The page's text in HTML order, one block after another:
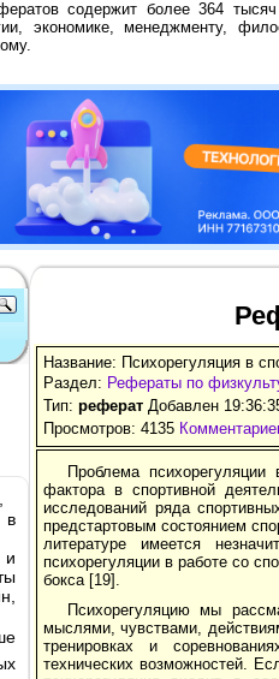
содержит более 364
экономике, менеджменту,
в
и
Название: Психорегуляция в
Раздел: Рефераты по
Тип: реферат Добавлен
Просмотров: 4135
Проблема
фактора в спортивной
исследований ряда
предстартовым состоянием
литературе имеется
психорегуляции в работе со
бокса [19].
Психорегуляцию мы
мыслями, чувствами,
тренировках и
технических возможностей.